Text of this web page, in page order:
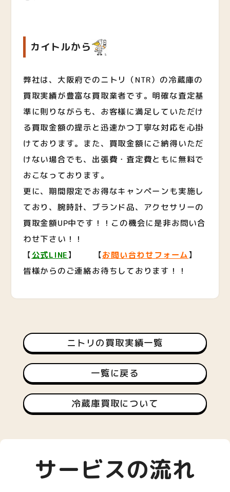
カイトルから
弊社は、大阪府でのニトリ（NTR）の冷蔵庫の
買取実績が豊富な買取業者です。明確な査定基
準に則りながらも、お客様に満足していただけ
る買取金額の提示と迅速かつ丁寧な対応を心掛
けております。また、買取金額にご納得いただ
けない場合でも、出張費・査定費ともに無料で
おこなっております。
更に、期間限定でお得なキャンペーンも実施し
ており、腕時計、ブランド品、アクセサリーの
買取金額UP中です！！この機会に是非お問い合
わせ下さい！！
【公式LINE】 【お問い合わせフォーム】
皆様からのご連絡お待ちしております！！
ニトリの買取実績一覧
一覧に戻る
冷蔵庫買取について
サービスの流れ